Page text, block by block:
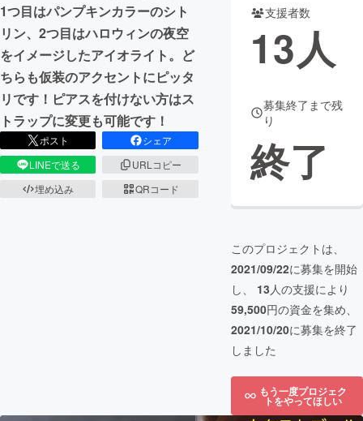
CAMPFIREふるさと納税
コミュニティ
1つ目はパンプキンカラーのシト
リン、2つ目はハロウィンの夜空
をイメージしたアイオライト。ど
ちらも仮装のアクセントにピッタ
リです！ピアスを付けない方はス
トラップに変更も可能です！
ポスト
シェア
LINEで送る
URLコピー
埋め込み
QRコード
支援者数
13人
募集終了まで残
り
終了
このプロジェクトは、
2021/09/22に募集を開始
し、 13人の支援により
59,500円の資金を集め、
2021/10/20に募集を終了
しました
もう一度プロジェク
トをやってほしい